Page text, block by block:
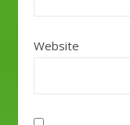
Website